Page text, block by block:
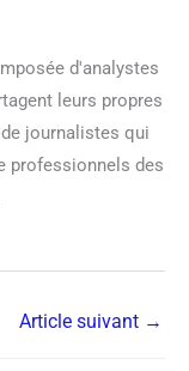
d'analystes
leurs propres
journalistes qui
professionnels des
Article suivant →